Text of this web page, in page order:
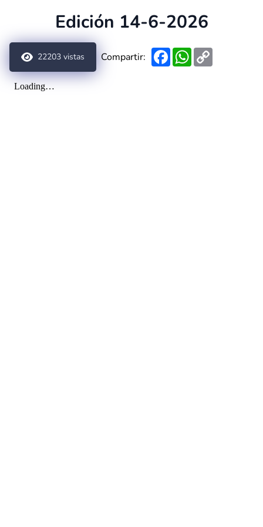
Edición 14-6-2026
22203 vistas Compartir: FacebookWhatsApp